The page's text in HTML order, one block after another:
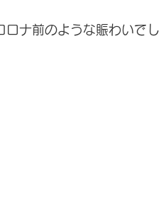
ロナ前のような賑わいでし